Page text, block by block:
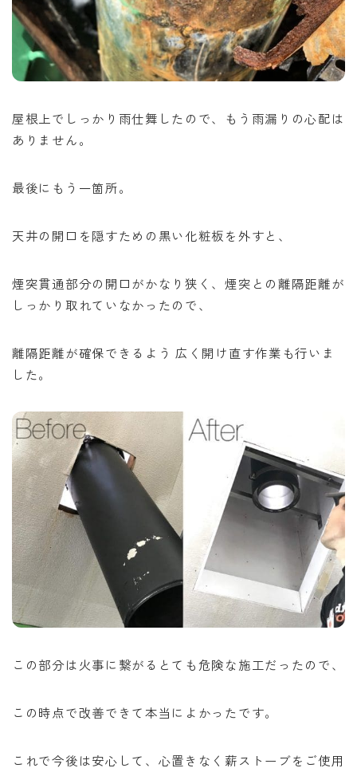
屋根上でしっかり雨仕舞したので、もう雨漏りの心配は
ありません。
最後にもう一箇所。
天井の開口を隠すための黒い化粧板を外すと、
煙突貫通部分の開口がかなり狭く、煙突との離隔距離が
しっかり取れていなかったので、
離隔距離が確保できるよう 広く開け直す作業も行いま
した。
この部分は火事に繋がるとても危険な施工だったので、
この時点で改善できて本当によかったです。
これで今後は安心して、心置きなく薪ストーブをご使用